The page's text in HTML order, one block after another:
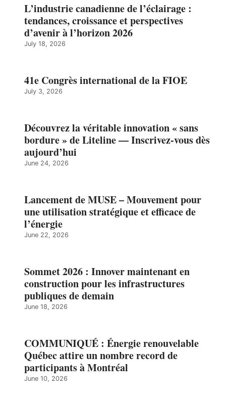
L’industrie canadienne de l’éclairage :
tendances, croissance et perspectives
d’avenir à l’horizon 2026
July 18, 2026
41e Congrès international de la FIOE
July 3, 2026
Découvrez la véritable innovation « sans
bordure » de Liteline — Inscrivez-vous dès
aujourd’hui
June 24, 2026
Lancement de MUSE – Mouvement pour
une utilisation stratégique et efficace de
l’énergie
June 22, 2026
Sommet 2026 : Innover maintenant en
construction pour les infrastructures
publiques de demain
June 18, 2026
COMMUNIQUÉ : Énergie renouvelable
Québec attire un nombre record de
participants à Montréal
June 10, 2026